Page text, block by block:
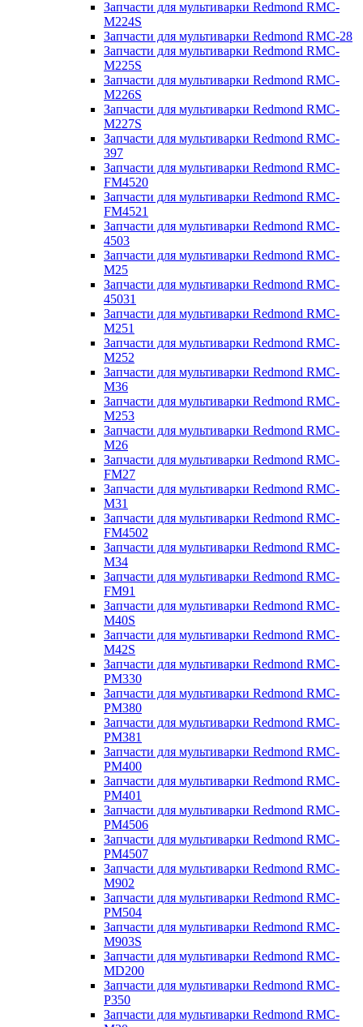
Запчасти для мультиварки Redmond RMC-
M224S
Запчасти для мультиварки Redmond RMC-28
Запчасти для мультиварки Redmond RMC-
M225S
Запчасти для мультиварки Redmond RMC-
M226S
Запчасти для мультиварки Redmond RMC-
M227S
Запчасти для мультиварки Redmond RMC-
397
Запчасти для мультиварки Redmond RMC-
FM4520
Запчасти для мультиварки Redmond RMC-
FM4521
Запчасти для мультиварки Redmond RMC-
4503
Запчасти для мультиварки Redmond RMC-
M25
Запчасти для мультиварки Redmond RMC-
45031
Запчасти для мультиварки Redmond RMC-
M251
Запчасти для мультиварки Redmond RMC-
M252
Запчасти для мультиварки Redmond RMC-
M36
Запчасти для мультиварки Redmond RMC-
M253
Запчасти для мультиварки Redmond RMC-
M26
Запчасти для мультиварки Redmond RMC-
FM27
Запчасти для мультиварки Redmond RMC-
M31
Запчасти для мультиварки Redmond RMC-
FM4502
Запчасти для мультиварки Redmond RMC-
M34
Запчасти для мультиварки Redmond RMC-
FM91
Запчасти для мультиварки Redmond RMC-
M40S
Запчасти для мультиварки Redmond RMC-
M42S
Запчасти для мультиварки Redmond RMC-
PM330
Запчасти для мультиварки Redmond RMC-
PM380
Запчасти для мультиварки Redmond RMC-
PM381
Запчасти для мультиварки Redmond RMC-
PM400
Запчасти для мультиварки Redmond RMC-
PM401
Запчасти для мультиварки Redmond RMC-
PM4506
Запчасти для мультиварки Redmond RMC-
PM4507
Запчасти для мультиварки Redmond RMC-
M902
Запчасти для мультиварки Redmond RMC-
PM504
Запчасти для мультиварки Redmond RMC-
M903S
Запчасти для мультиварки Redmond RMC-
MD200
Запчасти для мультиварки Redmond RMC-
P350
Запчасти для мультиварки Redmond RMC-